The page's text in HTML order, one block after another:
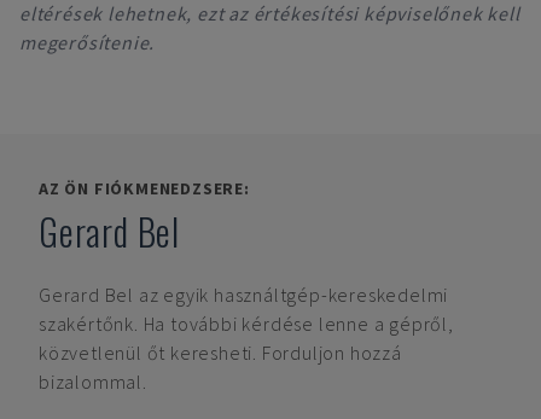
eltérések lehetnek, ezt az értékesítési képviselőnek kell
megerősítenie.
AZ ÖN FIÓKMENEDZSERE:
Gerard Bel
Gerard Bel az egyik használtgép-kereskedelmi
szakértőnk. Ha további kérdése lenne a gépről,
közvetlenül őt keresheti. Forduljon hozzá
bizalommal.